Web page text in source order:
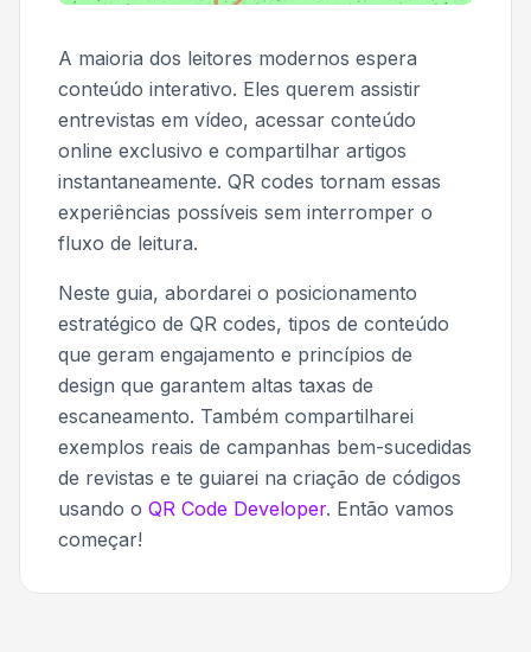
A maioria dos leitores modernos espera
conteúdo interativo. Eles querem assistir
entrevistas em vídeo, acessar conteúdo
online exclusivo e compartilhar artigos
instantaneamente. QR codes tornam essas
experiências possíveis sem interromper o
fluxo de leitura.
Neste guia, abordarei o posicionamento
estratégico de QR codes, tipos de conteúdo
que geram engajamento e princípios de
design que garantem altas taxas de
escaneamento. Também compartilharei
exemplos reais de campanhas bem-sucedidas
de revistas e te guiarei na criação de códigos
usando o QR Code Developer. Então vamos
começar!